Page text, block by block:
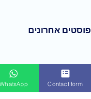
פוסטים אחרונים
WhatsApp Contact form